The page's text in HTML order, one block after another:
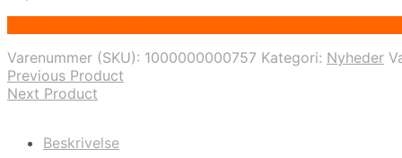
Varenummer (SKU): 1000000000757 Kategori: Nyheder
Previous Product
Next Product
Beskrivelse